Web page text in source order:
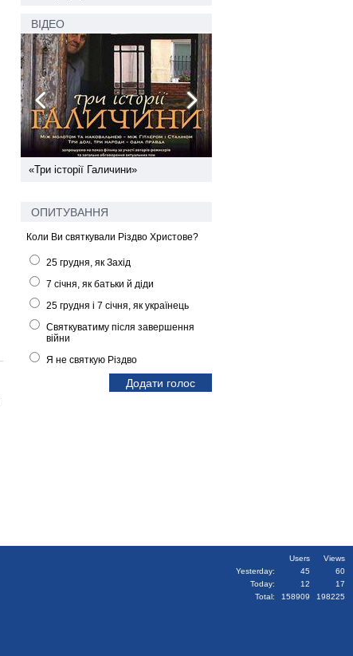
ВІДЕО
«Три історії Галичини»
ОПИТУВАННЯ
Коли Ви святкували Різдво Христове?
25 грудня, як Захід
7 січня, як батьки й діди
25 грудня і 7 січня, як українець
Святкуватиму після завершення
війни
Я не святкую Різдво
Users
Views
Yesterday:
45
60
Today:
12
17
Total:
158909 198225